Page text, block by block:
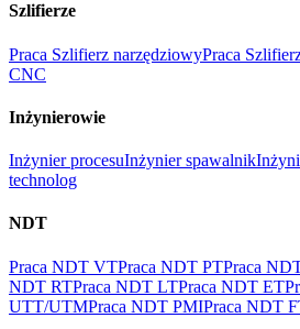
Szlifierze
Praca Szlifierz narzędziowyPraca
CNC
Inżynierowie
Inżynier procesuInżynier spawalnik
technolog
NDT
Praca NDT VTPraca NDT PTPraca
NDT RTPraca NDT LTPraca NDT ET
UTT/UTMPraca NDT PMIPraca NDT